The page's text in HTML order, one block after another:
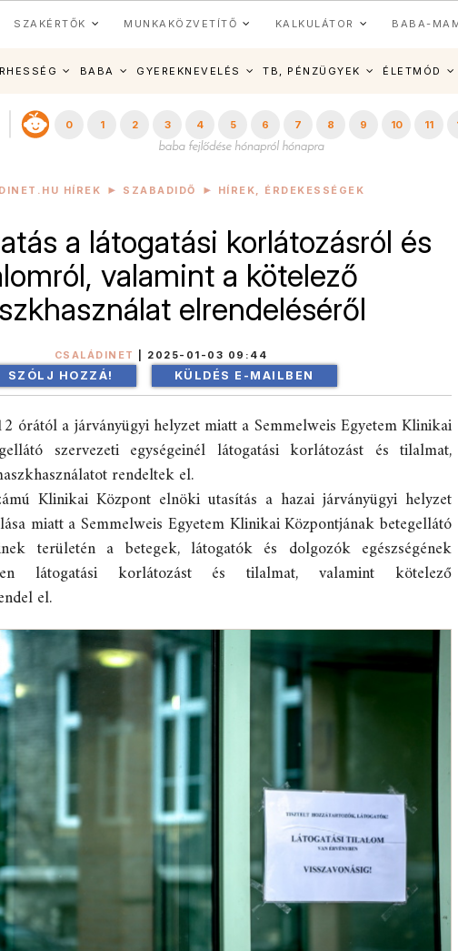
SZAKÉRTŐK MUNKAKÖZVETÍTŐ KALKULÁTOR BABA-
BABA GYEREKNEVELÉS TB, PÉNZÜGYEK ÉLETMÓD
0 1 2 3 4 5 6 7 8 9 10 11
HÍREK SZABADIDŐ HÍREK, ÉRDEKESSÉGEK
a látogatási korlátozásról és
valamint a kötelező
elrendeléséről
CSALÁDINET 2025-01-03 09:44
SZÓLJ HOZZÁ! KÜLDÉS E-MAILBEN
órától a járványügyi helyzet miatt a Semmelweis Egyetem Klinikai
szervezeti egységeinél látogatási korlátozást és tilalmat,
rendeltek el.
Klinikai Központ elnöki utasítás a hazai járványügyi helyzet
miatt a Semmelweis Egyetem Klinikai Központjának betegellátó
területén a betegek, látogatók és dolgozók egészségének
látogatási korlátozást és tilalmat, valamint kötelező
el.